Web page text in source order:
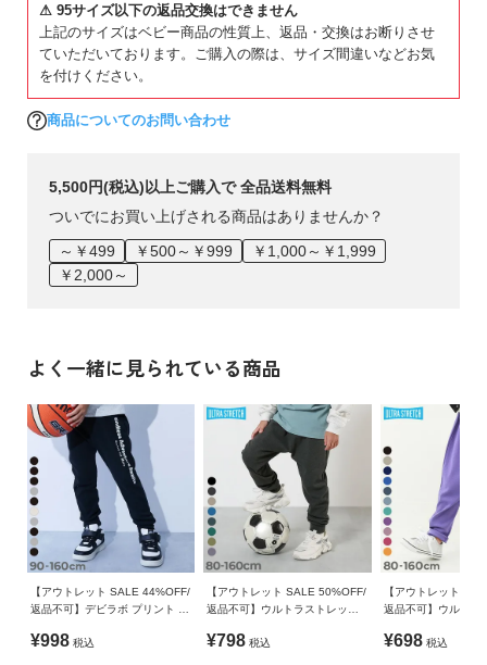
■素材
毎日はきたくなる着心地を追及したストレッチ素材
表面感のあるカットソー素材。
また、軽い生地を使用することで脱水時間の短縮を実現。（当
社比）
ママ、パパにとっても嬉しいポイントです。
ボトムスを主役に、ゆるっとしたシルエットのシンプルなトッ
程よく子どもらしさを残した、トレンド感のあるコーディネー
トが完成します。
⚠ 95サイズ以下の返品交換はできません
上記のサイズはベビー商品の性質上、返品・交換はお断りさせ
ていただいております。ご購入の際は、サイズ間違いなどお気
を付けください。
商品についてのお問い合わせ
5,500円(税込)以上ご購入で 全品送料無料
ついでにお買い上げされる商品はありませんか？
～￥499
￥500～￥999
￥1,000～￥1,999
￥2,000～
よく一緒に見られている商品
【アウトレット SALE 44%OFF/
返品不可】デビラボ プリント ス
¥998 税込
【アウトレット SALE 50%OFF/
返品不可】ウルトラストレッチ
¥798 税込
【アウトレット
返品不可】ウルトラ
¥698 税込